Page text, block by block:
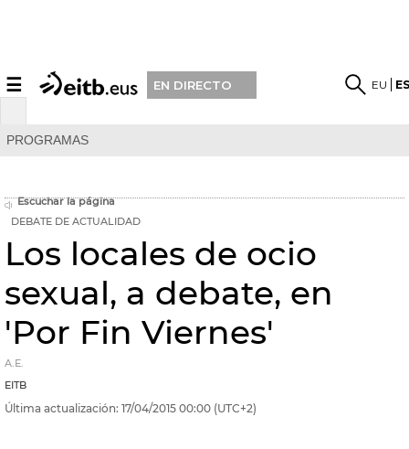
☰ EN DIRECTO EU
PROGRAMAS
Escuchar la página
DEBATE DE ACTUALIDAD
Los locales de ocio
sexual, a debate, en
'Por Fin Viernes'
A.E.
EITB
Última actualización: 17/04/2015 00:00 (UTC+2)